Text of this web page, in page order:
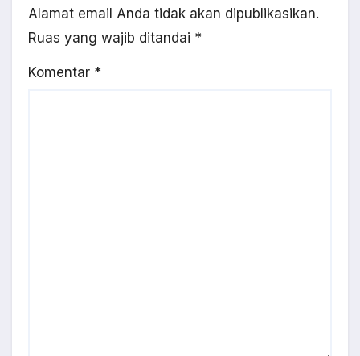
Alamat email Anda tidak akan dipublikasikan.
Ruas yang wajib ditandai *
Komentar *